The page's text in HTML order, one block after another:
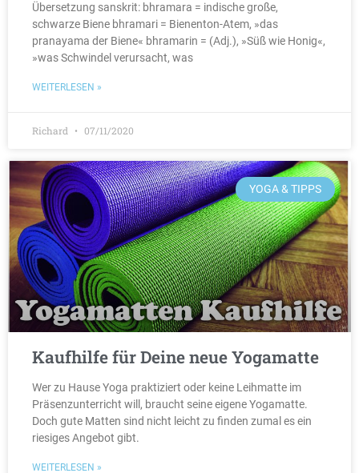
Übersetzung sanskrit: bhramara = indische große,
schwarze Biene bhramari = Bienenton-Atem, »das
pranayama der Biene« bhramarin = (Adj.), »Süß wie Honig«,
»was Schwindel verursacht, was
WEITERLESEN »
Richard 07/11/2020
YOGA & TIPPS
Kaufhilfe für Deine neue Yogamatte
Wer zu Hause Yoga praktiziert oder keine Leihmatte im
Präsenzunterricht will, braucht seine eigene Yogamatte.
Doch gute Matten sind nicht leicht zu finden zumal es ein
riesiges Angebot gibt.
WEITERLESEN »